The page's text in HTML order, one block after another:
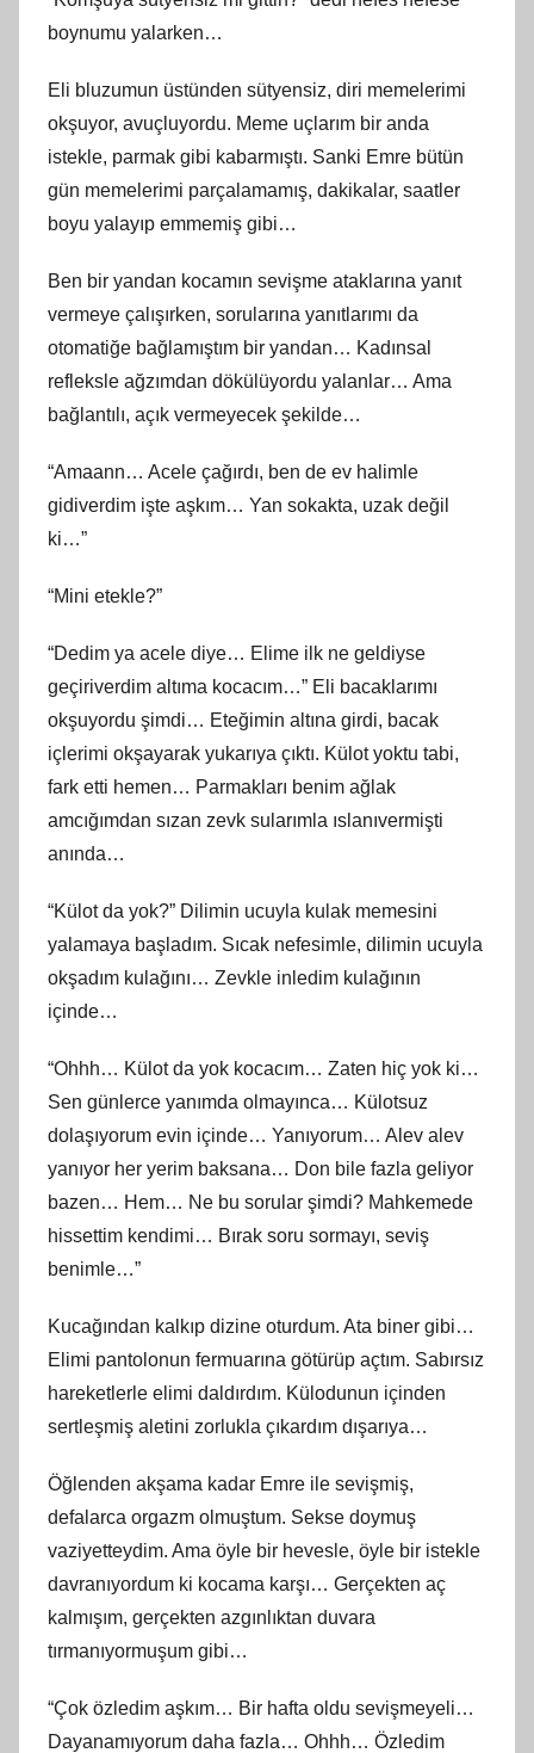
boynumu yalarken…
Eli bluzumun üstünden sütyensiz, diri memelerimi
okşuyor, avuçluyordu. Meme uçlarım bir anda
istekle, parmak gibi kabarmıştı. Sanki Emre bütün
gün memelerimi parçalamamış, dakikalar, saatler
boyu yalayıp emmemiş gibi…
Ben bir yandan kocamın sevişme ataklarına yanıt
vermeye çalışırken, sorularına yanıtlarımı da
otomatiğe bağlamıştım bir yandan… Kadınsal
refleksle ağzımdan dökülüyordu yalanlar… Ama
bağlantılı, açık vermeyecek şekilde…
“Amaann… Acele çağırdı, ben de ev halimle
gidiverdim işte aşkım… Yan sokakta, uzak değil
ki…”
“Mini etekle?”
“Dedim ya acele diye… Elime ilk ne geldiyse
geçiriverdim altıma kocacım…” Eli bacaklarımı
okşuyordu şimdi… Eteğimin altına girdi, bacak
içlerimi okşayarak yukarıya çıktı. Külot yoktu tabi,
fark etti hemen… Parmakları benim ağlak
amcığımdan sızan zevk sularımla ıslanıvermişti
anında…
“Külot da yok?” Dilimin ucuyla kulak memesini
yalamaya başladım. Sıcak nefesimle, dilimin ucuyla
okşadım kulağını… Zevkle inledim kulağının
içinde…
“Ohhh… Külot da yok kocacım… Zaten hiç yok ki…
Sen günlerce yanımda olmayınca… Külotsuz
dolaşıyorum evin içinde… Yanıyorum… Alev alev
yanıyor her yerim baksana… Don bile fazla geliyor
bazen… Hem… Ne bu sorular şimdi? Mahkemede
hissettim kendimi… Bırak soru sormayı, seviş
benimle…”
Kucağından kalkıp dizine oturdum. Ata biner gibi…
Elimi pantolonun fermuarına götürüp açtım. Sabırsız
hareketlerle elimi daldırdım. Külodunun içinden
sertleşmiş aletini zorlukla çıkardım dışarıya…
Öğlenden akşama kadar Emre ile sevişmiş,
defalarca orgazm olmuştum. Sekse doymuş
vaziyetteydim. Ama öyle bir hevesle, öyle bir istekle
davranıyordum ki kocama karşı… Gerçekten aç
kalmışım, gerçekten azgınlıktan duvara
tırmanıyormuşum gibi…
“Çok özledim aşkım… Bir hafta oldu sevişmeyeli…
Dayanamıyorum daha fazla… Ohhh… Özledim